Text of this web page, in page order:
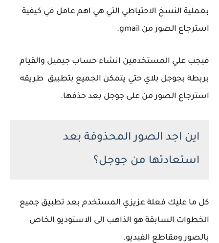
بعملية النسخ الاحتياطي التي هي اهم عامل في كيفية
استرجاع الصور من gmail.
فيجب علي المستخدمين انشاء حساب جيميل والقيام
بربطة بجوجل بلاي حتي يتمكن الجميع بتطبيق طريقه
استرجاع الصور من على جوجل بعد حذفها.
اين اجد الصور المحذوفة بعد
استعادتها من جوجل؟
كل ما عليك فعلة عزيزي المستخدم بعد تطبيق جميع
الخطوات السابقة هو الذاهب الى الاستوديو الخاص
بالصور ومقاطع الفيديو.